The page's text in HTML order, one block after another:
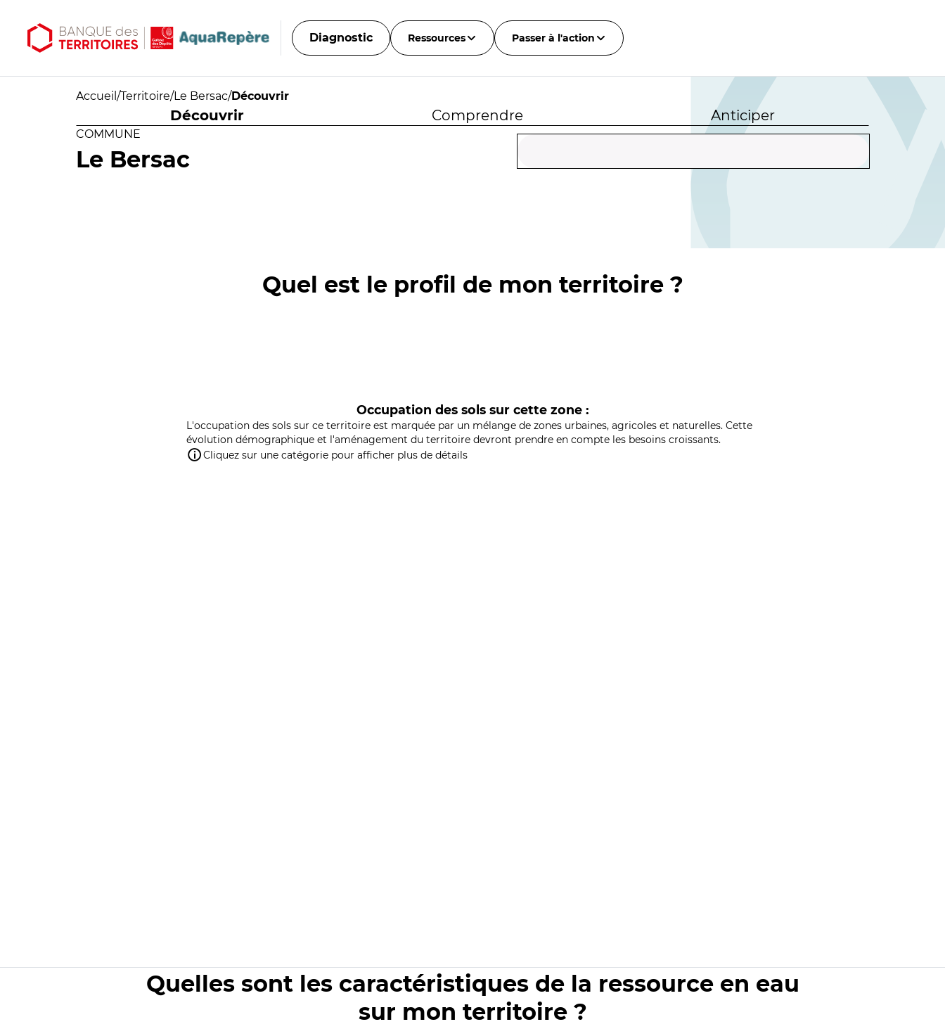
Diagnostic Ressources Passer à l'action
Accueil /Territoire/Le Bersac/Découvrir
Découvrir Comprendre Anticiper
COMMUNE
Le Bersac
Quel est le profil de mon territoire ?
Occupation des sols sur cette zone :
L'occupation des sols sur ce territoire est marquée par un mélange de zones urbaines, agricoles et naturelles. Cette
évolution démographique et l'aménagement du territoire devront prendre en compte les besoins croissants.
Cliquez sur une catégorie pour afficher plus de détails
Quelles sont les caractéristiques de la ressource en eau
sur mon territoire ?